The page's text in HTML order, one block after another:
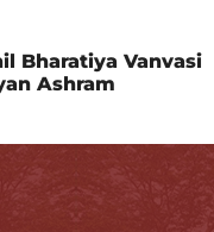
Bharatiya Vanvasi
Ashram